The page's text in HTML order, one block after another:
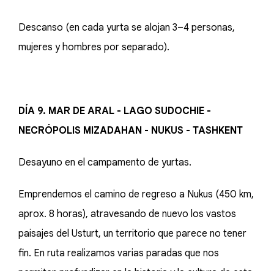
Descanso (en cada yurta se alojan 3–4 personas,
mujeres y hombres por separado).
DÍA 9. MAR DE ARAL - LAGO SUDOCHIE -
NECRÓPOLIS MIZADAHAN - NUKUS - TASHKENT
Desayuno en el campamento de yurtas.
Emprendemos el camino de regreso a Nukus (450 km,
aprox. 8 horas), atravesando de nuevo los vastos
paisajes del Usturt, un territorio que parece no tener
fin. En ruta realizamos varias paradas que nos